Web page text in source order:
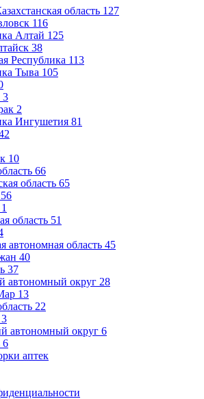
область 127
116
Алтай 125
38
Республика 113
Тыва 105
3
2
Ингушетия 81
10
66
область 65
56
1
область 51
автономная область 45
40
37
автономный округ 28
13
22
3
автономный округ 6
6
аптек